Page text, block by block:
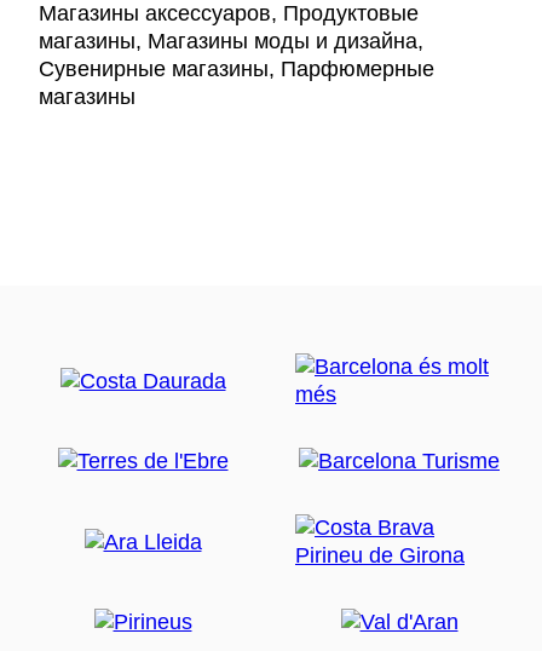
Магазины аксессуаров, Продуктовые
магазины, Магазины моды и дизайна,
Сувенирные магазины, Парфюмерные
магазины